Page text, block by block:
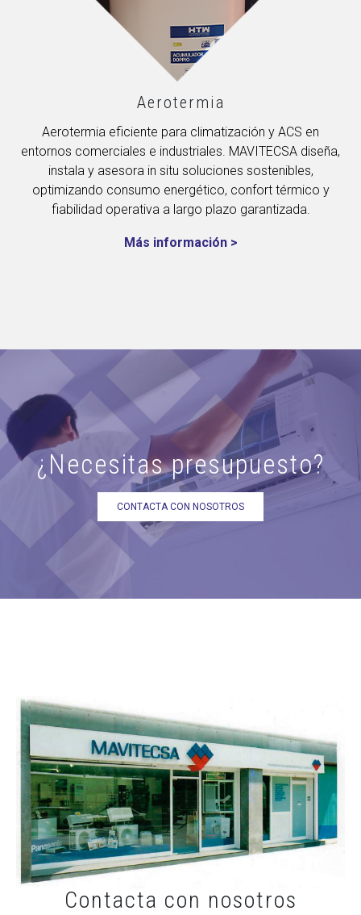
Aerotermia
Aerotermia eficiente para climatización y ACS en
entornos comerciales e industriales. MAVITECSA diseña,
instala y asesora in situ soluciones sostenibles,
optimizando consumo energético, confort térmico y
fiabilidad operativa a largo plazo garantizada.
Más información >
¿Necesitas presupuesto?
CONTACTA CON NOSOTROS
Contacta con nosotros